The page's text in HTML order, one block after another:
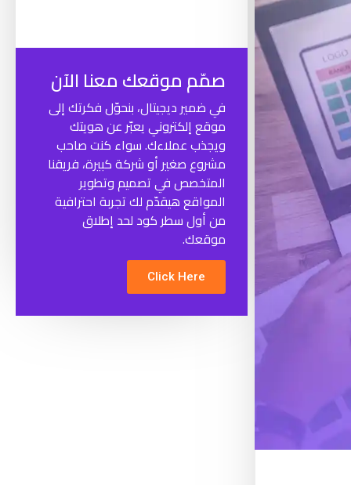
صمّم موقعك معنا الآن
في ضمير ديجيتال، بنحوّل فكرتك إلى
موقع إلكتروني يعبّر عن هويتك
ويجذب عملاءك. سواء كنت صاحب
مشروع صغير أو شركة كبيرة، فريقنا
المتخصص في تصميم وتطوير
المواقع هيقدّم لك تجربة احترافية
من أول سطر كود لحد إطلاق
موقعك.
Click Here